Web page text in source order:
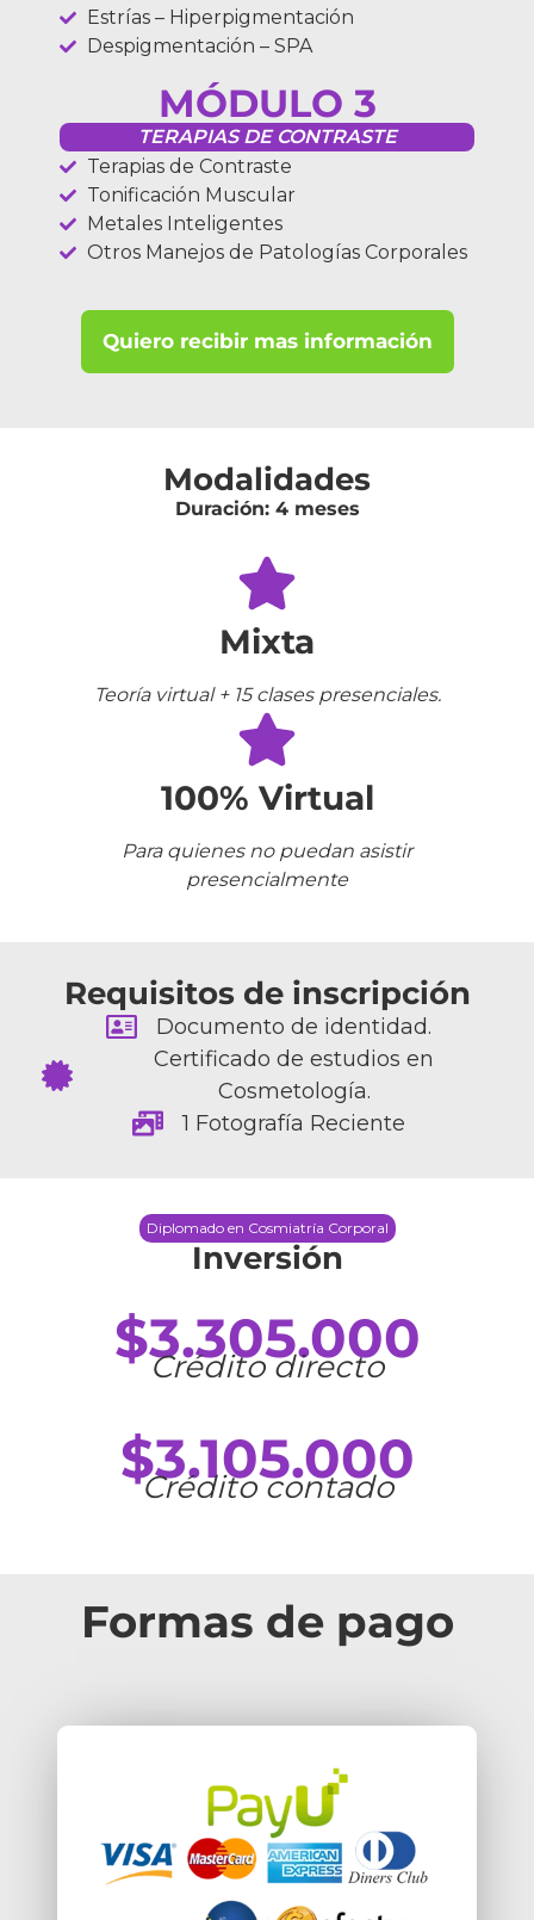
Estrías – Hiperpigmentación
Despigmentación – SPA
MÓDULO 3
TERAPIAS DE CONTRASTE
Terapias de Contraste
Tonificación Muscular
Metales Inteligentes
Otros Manejos de Patologías Corporales
Quiero recibir mas información
Modalidades
Duración: 4 meses
Mixta
Teoría virtual + 15 clases presenciales.
100% Virtual
Para quienes no puedan asistir
presencialmente
Requisitos de inscripción
Documento de identidad.
Certificado de estudios en
Cosmetología.
1 Fotografía Reciente
Diplomado en Cosmiatría Corporal
Inversión
$3.305.000
Crédito directo​
$3.105.000
Crédito contado​
Formas de pago